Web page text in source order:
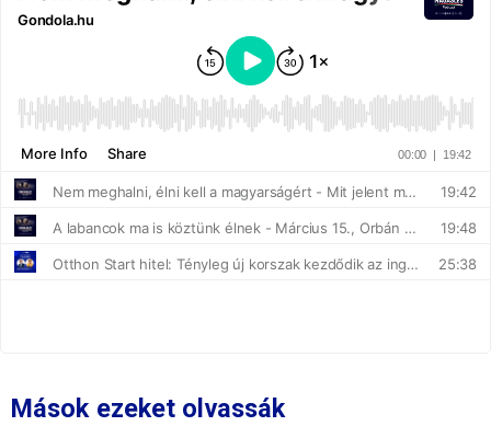
Mások ezeket olvassák